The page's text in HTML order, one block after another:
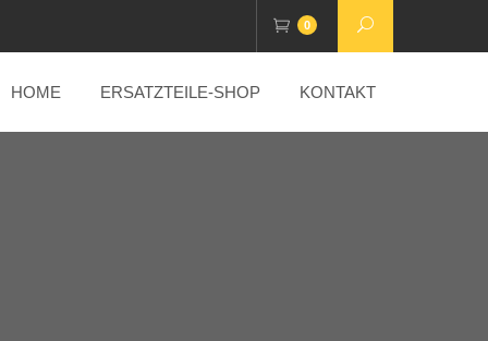
0
HOME ERSATZTEILE-SHOP KONTAKT